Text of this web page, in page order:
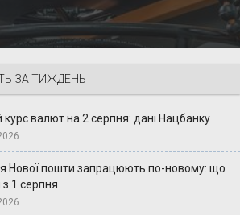
ЗА ТИЖДЕНЬ
курс валют на 2 серпня: дані Нацбанку
Нової пошти запрацюють по-новому: що
з 1 серпня